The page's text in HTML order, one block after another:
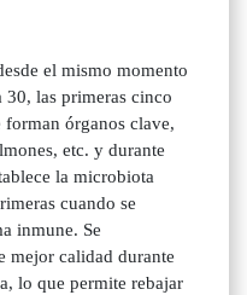
el mismo momento
30, las primeras cinco
forman órganos clave,
etc. y durante
la microbiota
cuando se
inmune. Se
mejor calidad durante
lo que permite rebajar